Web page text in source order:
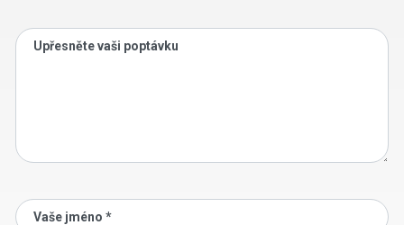
Upřesněte vaši poptávku
Vaše jméno *